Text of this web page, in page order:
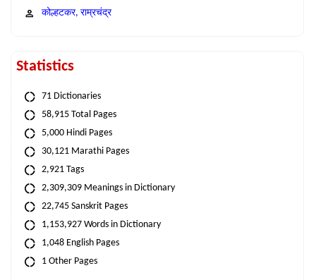
कोल्हटकर, राम्रचंद्र
Statistics
71 Dictionaries
58,915 Total Pages
5,000 Hindi Pages
30,121 Marathi Pages
2,921 Tags
2,309,309 Meanings in Dictionary
22,745 Sanskrit Pages
1,153,927 Words in Dictionary
1,048 English Pages
1 Other Pages